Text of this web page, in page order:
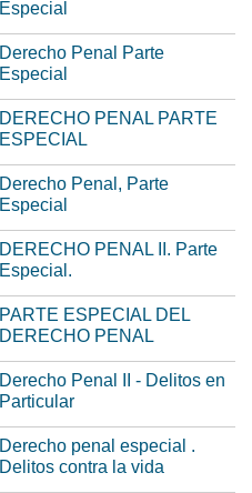
Especial
Derecho Penal Parte
Especial
DERECHO PENAL PARTE
ESPECIAL
Derecho Penal, Parte
Especial
DERECHO PENAL II. Parte
Especial.
PARTE ESPECIAL DEL
DERECHO PENAL
Derecho Penal II - Delitos en
Particular
Derecho penal especial .
Delitos contra la vida